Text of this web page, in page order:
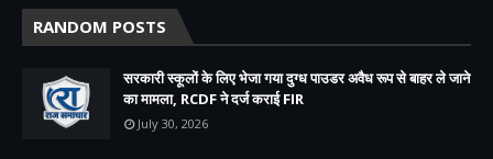
RANDOM POSTS
सरकारी स्कूलों के लिए भेजा गया दुग्ध पाउडर अवैध रूप से बाहर ले जाने
का मामला, RCDF ने दर्ज कराई FIR
July 30, 2026